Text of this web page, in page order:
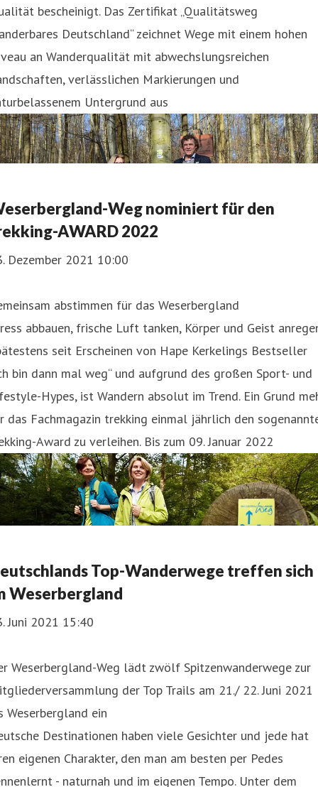
bescheinigt. Das Zertifikat „Qualitätsweg
Deutschland“ zeichnet Wege mit einem hohen
an Wanderqualität mit abwechslungsreichen
verlässlichen Markierungen und
Untergrund aus
Weg nominiert für den
AWARD 2022
Dezember 2021 10:00
abstimmen für das Weserbergland
abbauen, frische Luft tanken, Körper und Geist
seit Erscheinen von Hape Kerkelings Bestseller
bin dann mal weg“ und aufgrund des großen Sport- und
Hypes, ist Wandern absolut im Trend. Ein Grund
das Fachmagazin trekking einmal jährlich den
Award zu verleihen. Bis zum 09. Januar 2022
Top-Wanderwege treffen sich
Weserbergland
Juni 2021 15:40
Weserbergland-Weg lädt zwölf Spitzenwanderwege zur
der Top Trails am 21./ 22. Juni 2021
Weserbergland ein
Destinationen haben viele Gesichter und jede hat
eigenen Charakter, den man am besten per Pedes
- naturnah und im eigenen Tempo. Unter dem